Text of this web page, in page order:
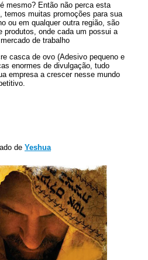
mesmo? Então não perca esta
temos muitas promoções para sua
ou em qualquer outra região, são
produtos, onde cada um possui a
de trabalho
casca de ovo (Adesivo pequeno e
enormes de divulgação, tudo
empresa a crescer nesse mundo
de Yeshua